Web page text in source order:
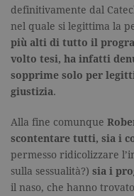
definitivamente dal
nel quale si legittima la
più alti di tutto il
volto tesi, ha infatti
sopprime solo per
giustizia.
Alla fine comunque
scontentare tutti, sia i
permesso ridicolizzare
sulla sessualità?) sia i
il naso, che hanno